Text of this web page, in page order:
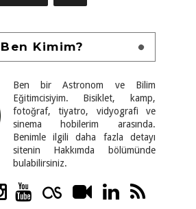
Ben Kimim?
Ben bir Astronom ve Bilim
Eğitimcisiyim. Bisiklet, kamp,
fotoğraf, tiyatro, vidyografi ve
sinema hobilerim arasında.
Benimle ilgili daha fazla detayı
sitenin Hakkımda bölümünde
bulabilirsiniz.